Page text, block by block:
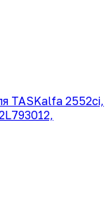
TASKalfa 2552ci,